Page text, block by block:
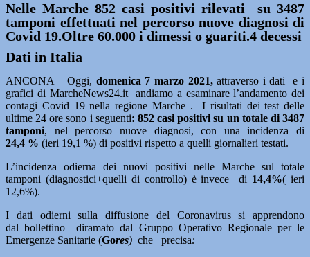
Nelle Marche 852 casi positivi rilevati su 3487
tamponi effettuati nel percorso nuove diagnosi di
Covid 19.Oltre 60.000 i dimessi o guariti.4 decessi
Dati in Italia
ANCONA – Oggi, domenica 7 marzo 2021,attraverso i dati e i
grafici di MarcheNews24.it andiamo a esaminare l’andamento dei
contagi Covid 19 nella regione Marche . I risultati dei test delle
ultime 24 ore sono i seguenti: 852casi positivi su un totale di 3487
tamponi, nel percorso nuove diagnosi, con una incidenza di
24,4 % (ieri 19,1 %) di positivi rispetto a quelli giornalieri testati.
L’incidenza odierna dei nuovi positivi nelle Marche sul totale
tamponi (diagnostici+quelli di controllo) è invece di 14,4%( ieri
12,6%).
I dati odierni sulla diffusione del Coronavirus si apprendono
dal bollettino diramato dal Gruppo Operativo Regionale per le
Emergenze Sanitarie (Gores) che precisa: